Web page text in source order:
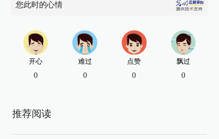
您此时的心情
开心
0
难过
0
点赞
0
飘过
0
推荐阅读